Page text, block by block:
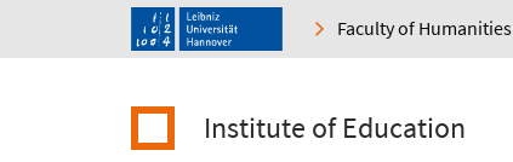
Faculty of Humanities
Institute of Education